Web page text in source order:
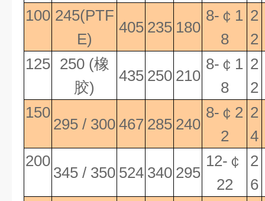
100 245(PTF
E)
405 235 180
8- ￠ 1
8
2
2
125 250 (橡
胶)
435 250 210
8- ￠ 1
8
2
2
150
295 / 300 467 285 240
8- ￠ 2
2
2
4
200
345 / 350 524 340 295
12- ￠
22
2
6